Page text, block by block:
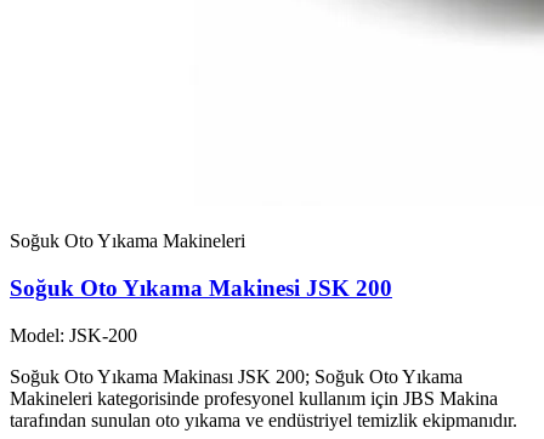
Soğuk Oto Yıkama Makineleri
Soğuk Oto Yıkama Makinesi JSK 200
Model: JSK-200
Soğuk Oto Yıkama Makinası JSK 200; Soğuk Oto Yıkama
Makineleri kategorisinde profesyonel kullanım için JBS Makina
tarafından sunulan oto yıkama ve endüstriyel temizlik ekipmanıdır.